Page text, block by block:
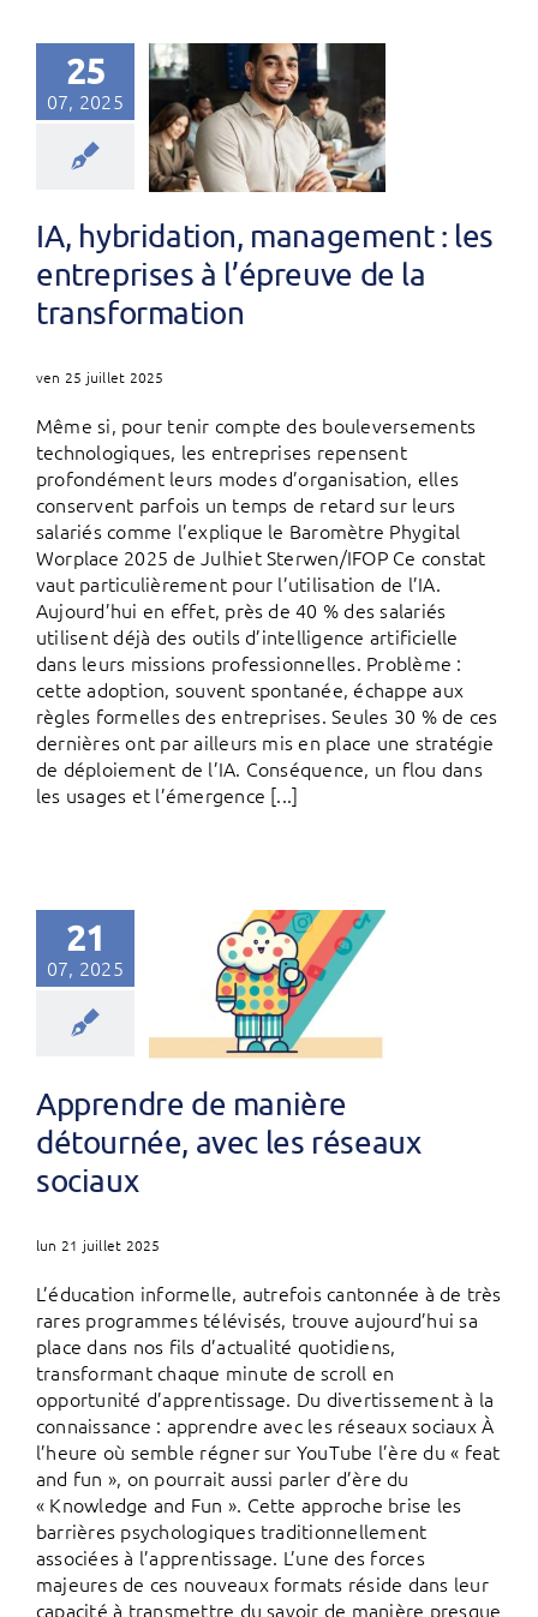
25
07, 2025
IA, hybridation, management : les
entreprises à l’épreuve de la
transformation
ven 25 juillet 2025
Même si, pour tenir compte des bouleversements
technologiques, les entreprises repensent
profondément leurs modes d’organisation, elles
conservent parfois un temps de retard sur leurs
salariés comme l’explique le Baromètre Phygital
Worplace 2025 de Julhiet Sterwen/IFOP Ce constat
vaut particulièrement pour l’utilisation de l’IA.
Aujourd’hui en effet, près de 40 % des salariés
utilisent déjà des outils d’intelligence artificielle
dans leurs missions professionnelles. Problème :
cette adoption, souvent spontanée, échappe aux
règles formelles des entreprises. Seules 30 % de ces
dernières ont par ailleurs mis en place une stratégie
de déploiement de l’IA. Conséquence, un flou dans
les usages et l’émergence [...]
21
07, 2025
Apprendre de manière
détournée, avec les réseaux
sociaux
lun 21 juillet 2025
L’éducation informelle, autrefois cantonnée à de très
rares programmes télévisés, trouve aujourd’hui sa
place dans nos fils d’actualité quotidiens,
transformant chaque minute de scroll en
opportunité d’apprentissage. Du divertissement à la
connaissance : apprendre avec les réseaux sociaux À
l’heure où semble régner sur YouTube l’ère du « feat
and fun », on pourrait aussi parler d’ère du
« Knowledge and Fun ». Cette approche brise les
barrières psychologiques traditionnellement
associées à l’apprentissage. L’une des forces
majeures de ces nouveaux formats réside dans leur
capacité à transmettre du savoir de manière presque